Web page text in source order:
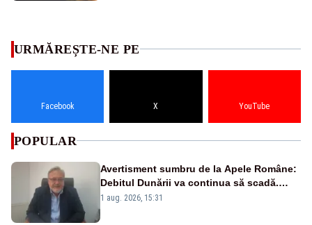
URMĂREȘTE-NE PE
Facebook X YouTube
POPULAR
Avertisment sumbru de la Apele Române:
Debitul Dunării va continua să scadă.
Cernavodă s-ar putea închide în 4 zile
1 aug. 2026, 15:31